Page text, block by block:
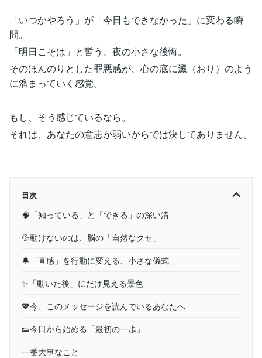
「いつかやろう」が「今日もできなかった」に変わる瞬
間。
「明日こそは」と誓う、夜の小さな後悔。
そのほんのりとした罪悪感が、心の底に澱（おり）のよう
に溜まっていく感覚。
もし、そう感じているなら。
それは、あなたの意志が弱いからでは決してありません。
目次
🧠「知っている」と「できる」の深い溝
💦動けないのは、脳の「自然なクセ」
🔔「直感」を行動に変える、小さな儀式
✨「動いた後」にだけ見える景色
💖今、このメッセージを読んでいるあなたへ
👟今日から始める「最初の一歩」
一番大事なこと